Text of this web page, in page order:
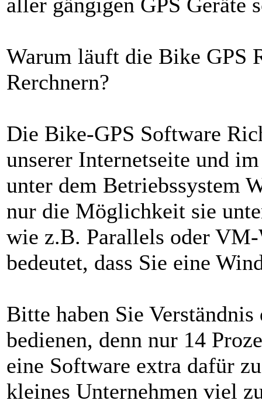
Warum läuft die Bike GPS
Rerchnern?
Die Bike-GPS Software
unserer Internetseite und
unter dem Betriebssystem
nur die Möglichkeit sie
wie z.B. Parallels oder VM-
bedeutet, dass Sie eine
Bitte haben Sie
bedienen, denn nur 14
eine Software extra dafür
kleines Unternehmen viel